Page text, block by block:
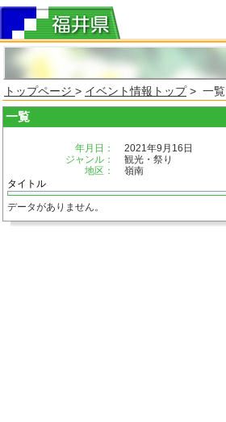
トップページ > イベント情報トップ> 一覧
一覧
年月日：
2021年9月16日
ジャンル：
観光・祭り
地区：
嶺南
タイトル
データがありません。